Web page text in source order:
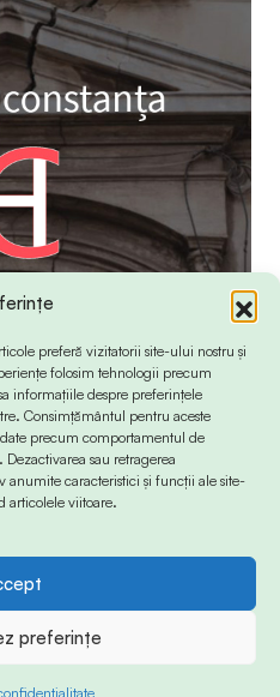
preferă vizitatorii site-ului nostru și
folosim tehnologii precum
informațiile despre preferințele
Consimțământul pentru aceste
precum comportamentul de
sau retragerea
anumite caracteristici și funcții ale site-
articolele viitoare.
preferințe
Sud-Est. All Rights Reserved.